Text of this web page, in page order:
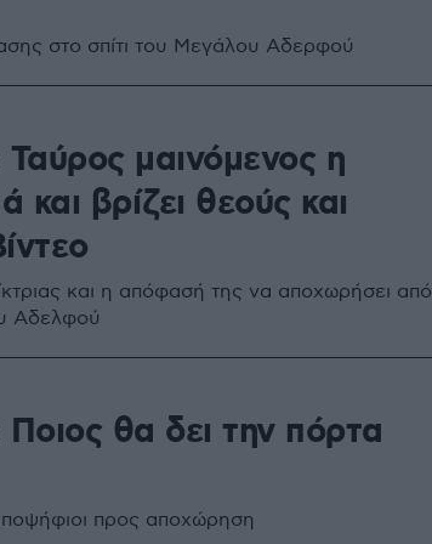
στο σπίτι του Μεγάλου Αδερφού
μαινόμενος η
και βρίζει θεούς και
και η απόφασή της να αποχωρήσει από
Αδελφού
θα δει την πόρτα
υποψήφιοι προς αποχώρηση